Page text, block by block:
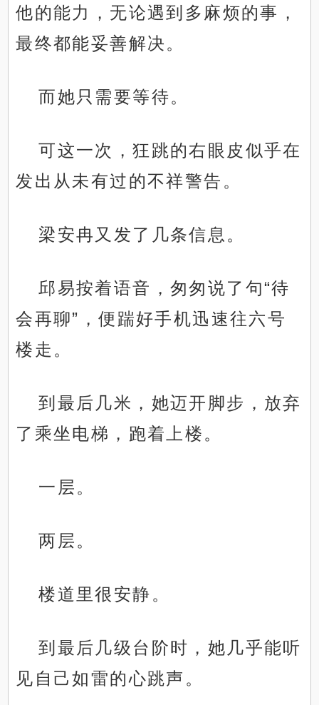
他的能力，无论遇到多麻烦的事，
最终都能妥善解决。
而她只需要等待。
可这一次，狂跳的右眼皮似乎在
发出从未有过的不祥警告。
梁安冉又发了几条信息。
邱易按着语音，匆匆说了句“待
会再聊”，便踹好手机迅速往六号
楼走。
到最后几米，她迈开脚步，放弃
了乘坐电梯，跑着上楼。
一层。
两层。
楼道里很安静。
到最后几级台阶时，她几乎能听
见自己如雷的心跳声。